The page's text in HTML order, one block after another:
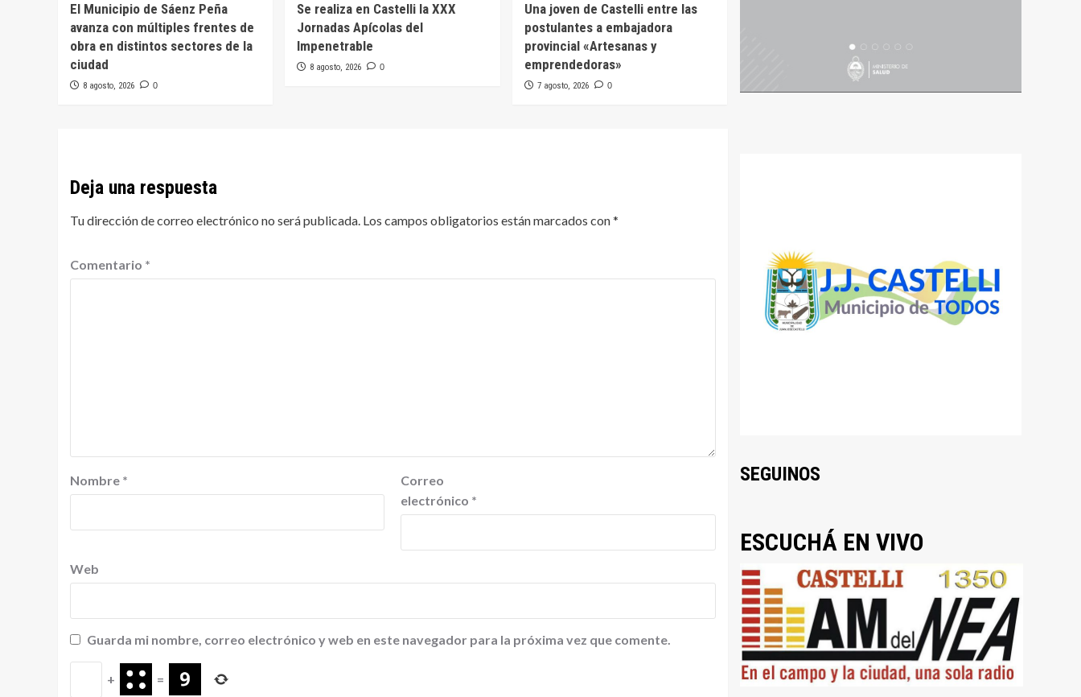
El Municipio de Sáenz Peña
avanza con múltiples frentes de
obra en distintos sectores de la
ciudad
8 agosto, 2026 0
Se realiza en Castelli la XXX
Jornadas Apícolas del
Impenetrable
8 agosto, 2026 0
Una joven de Castelli entre las
postulantes a embajadora
provincial «Artesanas y
emprendedoras»
7 agosto, 2026 0
Deja una respuesta
Tu dirección de correo electrónico no será publicada. Los campos obligatorios están marcados con*
Comentario *
Nombre *
Correo
electrónico *
Web
Guarda mi nombre, correo electrónico y web en este navegador para la próxima vez que comente.
+ =
SEGUINOS
ESCUCHÁ EN VIVO